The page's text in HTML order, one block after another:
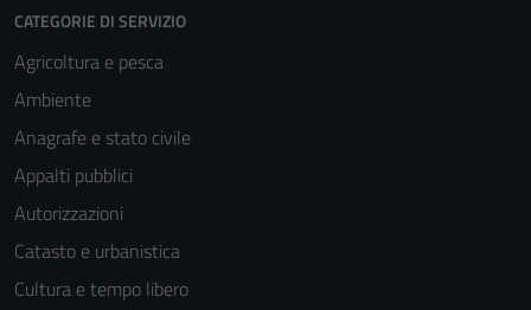
CATEGORIE DI SERVIZIO
Agricoltura e pesca
Ambiente
Anagrafe e stato civile
Appalti pubblici
Autorizzazioni
Catasto e urbanistica
Cultura e tempo libero